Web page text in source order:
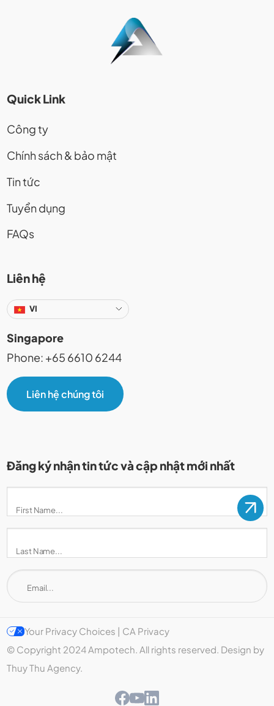
Quick Link
Công ty
Chính sách & bảo mật
Tin tức
Tuyển dụng
FAQs
Liên hệ
VI
Singapore
Phone: +65 6610 6244
Liên hệ chúng tôi
Đăng ký nhận tin tức và cập nhật mới nhất
Your Privacy Choices | CA Privacy
© Copyright 2024 Ampotech. All rights reserved. Design by
Thuy Thu Agency.